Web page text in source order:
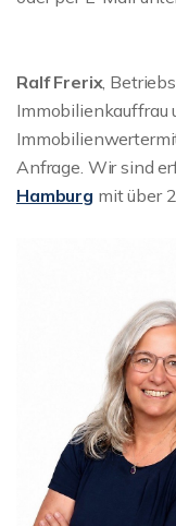
Ralf Frerix,
Immobilienkauffrau
Anfrage. Wir sind
Hamburg mit über